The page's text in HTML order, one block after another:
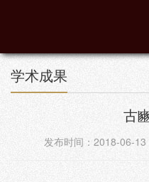
学术成果
古
发布时间：2018-06-